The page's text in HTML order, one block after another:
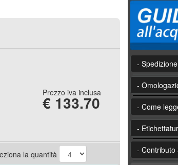
Prezzo iva inclusa
€ 133.70
la quantità
-
-
- Come
-
- Contributo